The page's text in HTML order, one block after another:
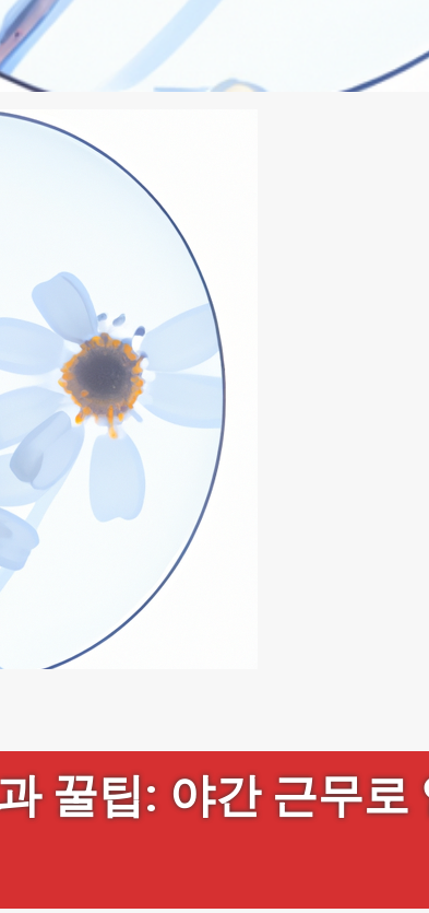
꿀팁: 야간 근무로